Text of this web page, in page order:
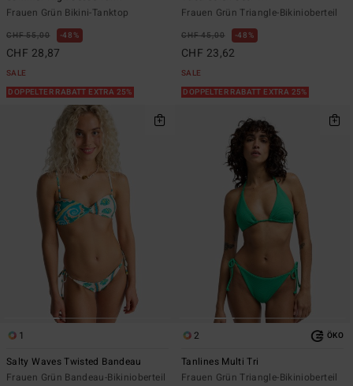
Frauen Grün Bikini-Tanktop
CHF 55,00 48%
CHF 28,87
SALE
DOPPELTER RABATT EXTRA 25%
Frauen Grün Triangle-Bikinioberteil
CHF 45,00 48%
CHF 23,62
SALE
DOPPELTER RABATT EXTRA 25%
1
Salty Waves Twisted Bandeau
Frauen Grün Bandeau-Bikinioberteil
2 ÖKO
Tanlines Multi Tri
Frauen Grün Triangle-Bikinioberteil